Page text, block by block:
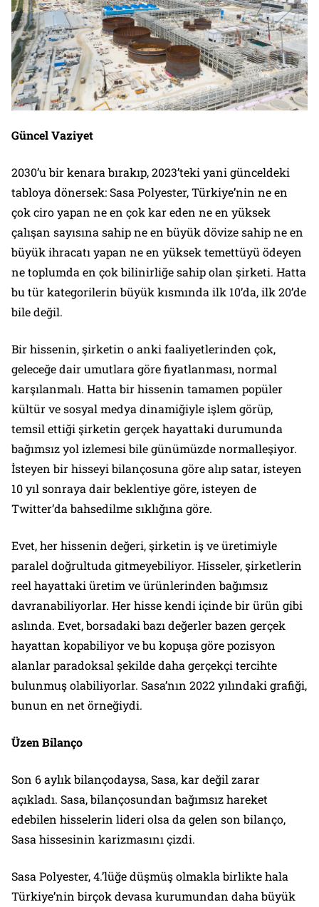
Güncel Vaziyet
2030’u bir kenara bırakıp, 2023’teki yani günceldeki
tabloya dönersek: Sasa Polyester, Türkiye’nin ne en
çok ciro yapan ne en çok kar eden ne en yüksek
çalışan sayısına sahip ne en büyük dövize sahip ne en
büyük ihracatı yapan ne en yüksek temettüyü ödeyen
ne toplumda en çok bilinirliğe sahip olan şirketi. Hatta
bu tür kategorilerin büyük kısmında ilk 10’da, ilk 20’de
bile değil.
Bir hissenin, şirketin o anki faaliyetlerinden çok,
geleceğe dair umutlara göre fiyatlanması, normal
karşılanmalı. Hatta bir hissenin tamamen popüler
kültür ve sosyal medya dinamiğiyle işlem görüp,
temsil ettiği şirketin gerçek hayattaki durumunda
bağımsız yol izlemesi bile günümüzde normalleşiyor.
İsteyen bir hisseyi bilançosuna göre alıp satar, isteyen
10 yıl sonraya dair beklentiye göre, isteyen de
Twitter’da bahsedilme sıklığına göre.
Evet, her hissenin değeri, şirketin iş ve üretimiyle
paralel doğrultuda gitmeyebiliyor. Hisseler, şirketlerin
reel hayattaki üretim ve ürünlerinden bağımsız
davranabiliyorlar. Her hisse kendi içinde bir ürün gibi
aslında. Evet, borsadaki bazı değerler bazen gerçek
hayattan kopabiliyor ve bu kopuşa göre pozisyon
alanlar paradoksal şekilde daha gerçekçi tercihte
bulunmuş olabiliyorlar. Sasa’nın 2022 yılındaki grafiği,
bunun en net örneğiydi.
Üzen Bilanço
Son 6 aylık bilançodaysa, Sasa, kar değil zarar
açıkladı. Sasa, bilançosundan bağımsız hareket
edebilen hisselerin lideri olsa da gelen son bilanço,
Sasa hissesinin karizmasını çizdi.
Sasa Polyester, 4.’lüğe düşmüş olmakla birlikte hala
Türkiye’nin birçok devasa kurumundan daha büyük